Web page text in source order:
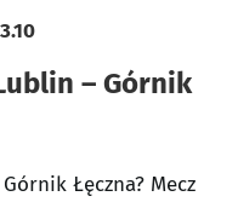
3.10
– Górnik
Łęczna? Mecz